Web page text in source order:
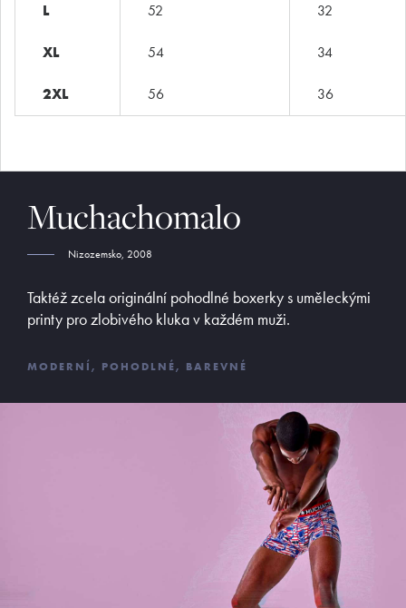
L 52 32
XL 54 34
2XL 56 36
Muchachomalo
Nizozemsko, 2008
Taktéž zcela originální pohodlné boxerky s uměleckými
printy pro zlobivého kluka v každém muži.
MODERNÍ, POHODLNÉ, BAREVNÉ
Pyžama, volný čas
Plavky
Kontakty
ADRESA
Opletalova 9
E-SHOP
Platební podmínky
2013 - 2026, Všechna práva vyhrazena. Kopírování či
šíření obsahu bez předchozího souhlasu provozovatele zakázáno.